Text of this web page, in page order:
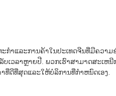
ກໍາແລະການຄ້າໃນປະເທດຈີນທີ່ມີຄວາມ
ລັບເວລາຫຼາຍປີ. ພວກເຮົາສາມາດສະເຫ
ດີທີ່ສຸດແລະໃຫ້ບໍລິການທີ່ກໍາຫນົດເອງ.